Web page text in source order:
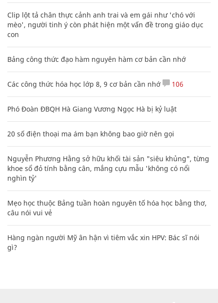
Clip lột tả chân thực cảnh anh trai và em gái như 'chó với
mèo', người tinh ý còn phát hiện một vấn đề trong giáo dục
con
Bảng công thức đạo hàm nguyên hàm cơ bản cần nhớ
Các công thức hóa học lớp 8, 9 cơ bản cần nhớ 106
Phó Đoàn ĐBQH Hà Giang Vương Ngọc Hà bị kỷ luật
20 số điện thoại ma ám bạn không bao giờ nên gọi
Nguyễn Phương Hằng sở hữu khối tài sản "siêu khủng", từng
khoe sổ đỏ tính bằng cân, mắng cựu mẫu 'không có nổi
nghìn tỷ'
Mẹo học thuộc Bảng tuần hoàn nguyên tố hóa học bằng thơ,
câu nói vui vẻ
Hàng ngàn người Mỹ ân hận vì tiêm vắc xin HPV: Bác sĩ nói
gì?